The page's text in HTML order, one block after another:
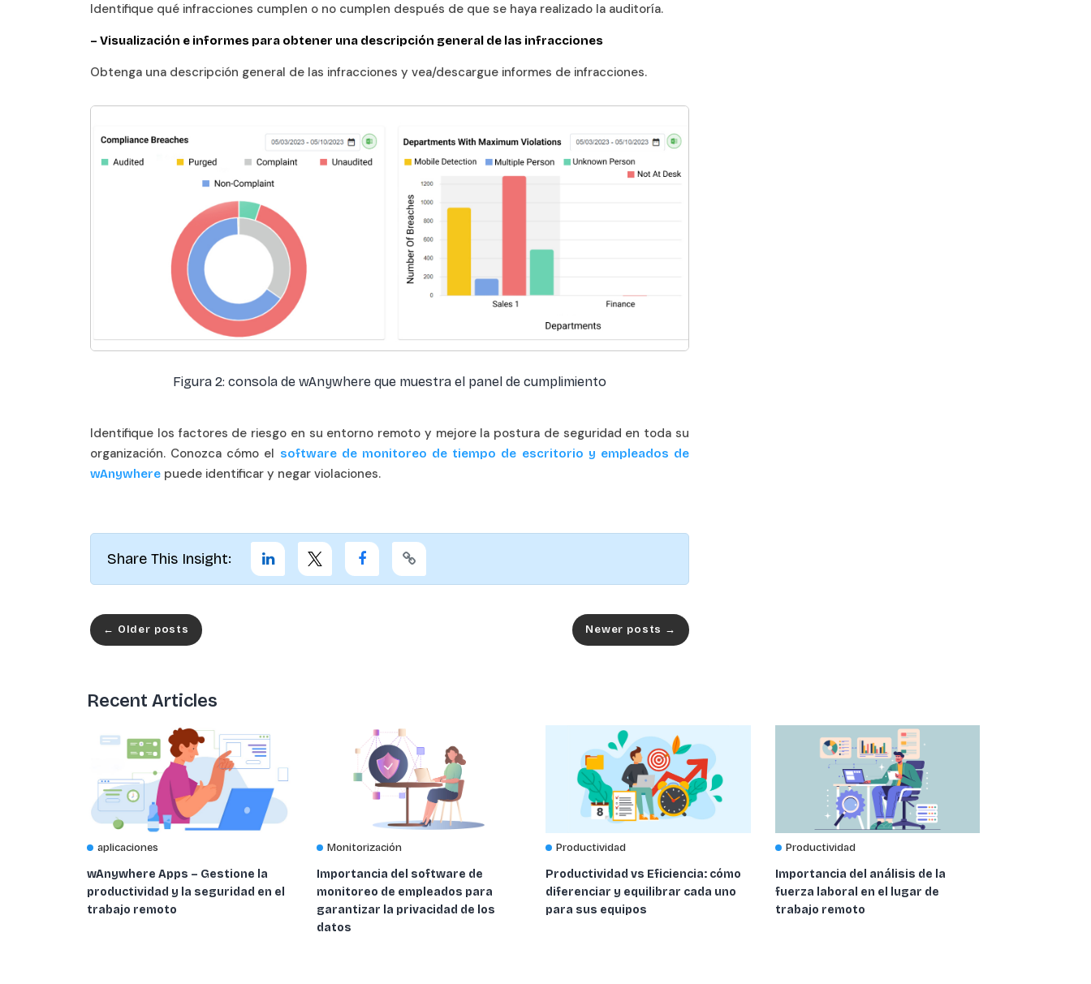
Identifique qué infracciones cumplen o no cumplen después de que se haya realizado la auditoría.
– Visualización e informes para obtener una descripción general de las infracciones
Obtenga una descripción general de las infracciones y vea/descargue informes de infracciones.
Figura 2: consola de wAnywhere que muestra el panel de cumplimiento
Identifique los factores de riesgo en su entorno remoto y mejore la postura de seguridad en toda su
organización. Conozca cómo el software de monitoreo de tiempo de escritorio y empleados de
wAnywhere puede identificar y negar violaciones.
Share This Insight:
← Older posts Newer posts →
Recent Articles
aplicaciones
wAnywhere Apps – Gestione la
productividad y la seguridad en el
trabajo remoto
Monitorización
Importancia del software de
monitoreo de empleados para
garantizar la privacidad de los
datos
Productividad
Productividad vs Eficiencia: cómo
diferenciar y equilibrar cada uno
para sus equipos
Productividad
Importancia del análisis de la
fuerza laboral en el lugar de
trabajo remoto